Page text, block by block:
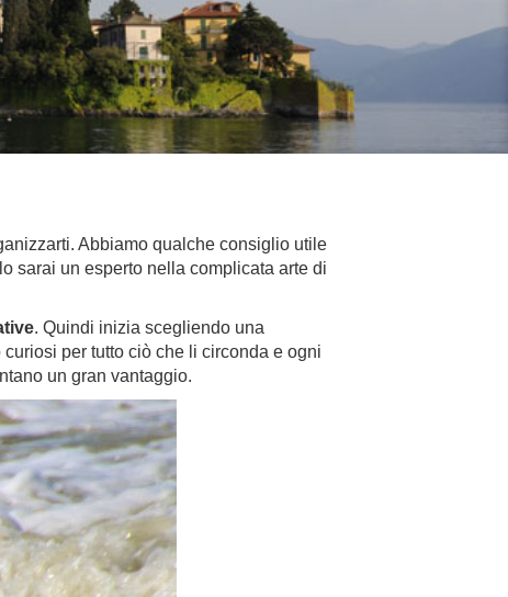
Abbiamo qualche consiglio utile
sarai un esperto nella complicata arte di
. Quindi inizia scegliendo una
per tutto ciò che li circonda e ogni
un gran vantaggio.